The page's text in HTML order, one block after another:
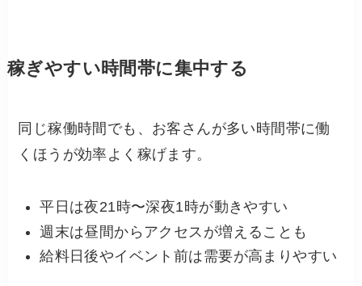
稼ぎやすい時間帯に集中する
同じ稼働時間でも、お客さんが多い時間帯に働
くほうが効率よく稼げます。
平日は夜21時〜深夜1時が動きやすい
週末は昼間からアクセスが増えることも
給料日後やイベント前は需要が高まりやすい